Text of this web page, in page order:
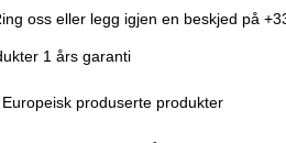
oss eller legg igjen en beskjed på
1 års garanti
Europeisk produserte produkter